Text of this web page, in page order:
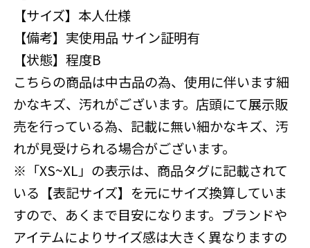
【サイズ】本人仕様
【備考】実使用品 サイン証明有
【状態】程度B
こちらの商品は中古品の為、使用に伴います細
かなキズ、汚れがございます。店頭にて展示販
売を行っている為、記載に無い細かなキズ、汚
れが見受けられる場合がございます。
※「XS~XL」の表示は、商品タグに記載されて
いる【表記サイズ】を元にサイズ換算していま
すので、あくまで目安になります。ブランドや
アイテムによりサイズ感は大きく異なりますの